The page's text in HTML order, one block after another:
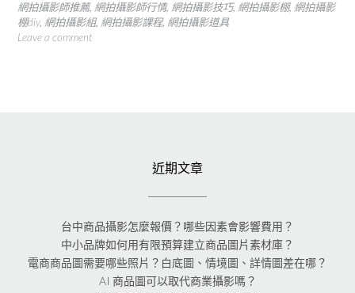
網拍攝影師推薦, 網拍攝影師行情, 網拍攝影技巧, 網拍攝影棚, 網拍攝影
棚diy, 網拍攝影組, 網拍攝影課程, 網拍攝影道具
Leave a comment
近期文章
台中商品攝影怎麼報價？哪些因素會影響費用？
中小品牌如何用有限預算建立商品圖片素材庫？
電商商品圖需要哪些照片？白底圖、情境圖、詳情圖差在哪？
AI 商品圖可以取代商業攝影嗎？